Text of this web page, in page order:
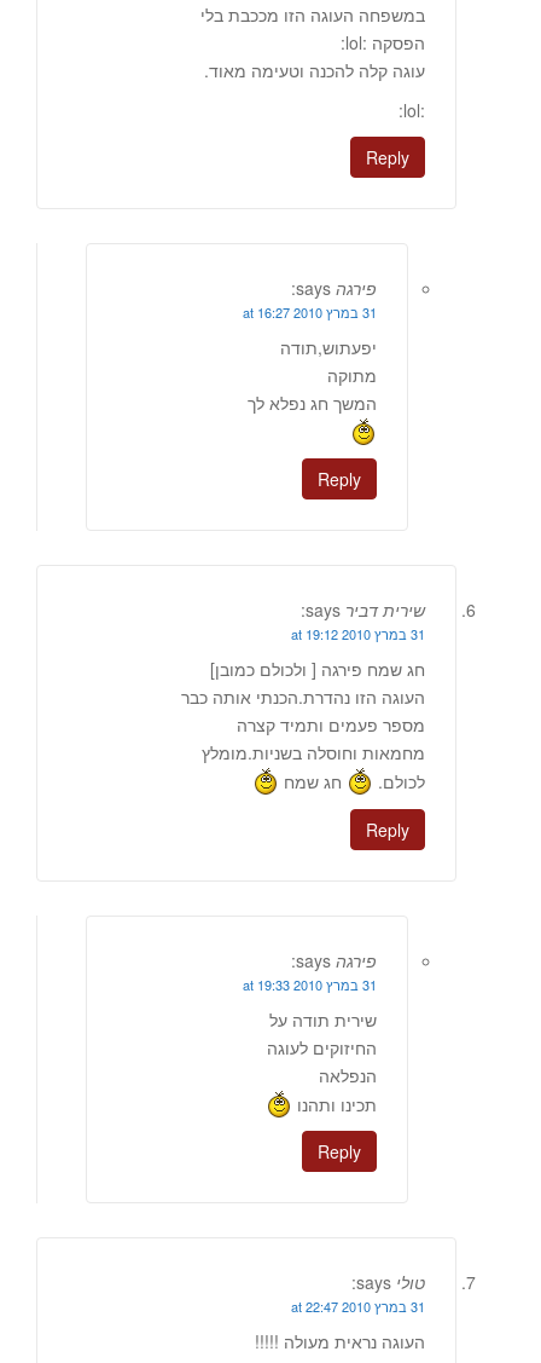
במשפחה העוגה הזו מככבת בלי
הפסקה :lol:
עוגה קלה להכנה וטעימה מאוד.
:lol:
Reply
פירגה says:
31 במרץ 2010 at 16:27
יפעתוש,תודה
מתוקה
המשך חג נפלא לך
Reply
שירית דביר says:
31 במרץ 2010 at 19:12
חג שמח פירגה [ ולכולם כמובן]
העוגה הזו נהדרת.הכנתי אותה כבר
מספר פעמים ותמיד קצרה
מחמאות וחוסלה בשניות.מומלץ
לכולם.
חג שמח
Reply
פירגה says:
31 במרץ 2010 at 19:33
שירית תודה על
החיזוקים לעוגה
הנפלאה
תכינו ותהנו
Reply
טולי says:
31 במרץ 2010 at 22:47
העוגה נראית מעולה !!!!!